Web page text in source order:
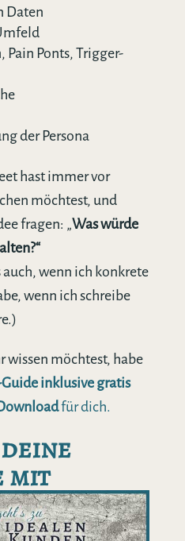
Daten
Ponts, Trigger-
der Persona
hast immer vor
möchtest, und
fragen: „Was würde
wenn ich konkrete
wenn ich schreibe
wissen möchtest, habe
Guide inklusive gratis
für dich.
mit